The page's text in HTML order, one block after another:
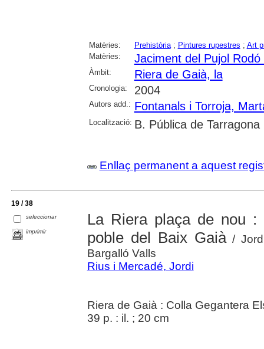
Matèries: Prehistòria; Pintures rupestres ; Art
Matèries:
Jaciment del Pujol
Àmbit: Riera de Gaià, la
Cronologia: 2004
Autors add.: Fontanals i Torroja,
Localització: B. Pública de Tarragona
Enllaç permanent a aquest
19 / 38
seleccionar
imprimir
La Riera plaça de nou :
poble del Baix Gaià/
Bargalló Valls
Rius i Mercadé, Jordi
Riera de Gaià : Colla Gegantera
39 p. : il. ; 20 cm